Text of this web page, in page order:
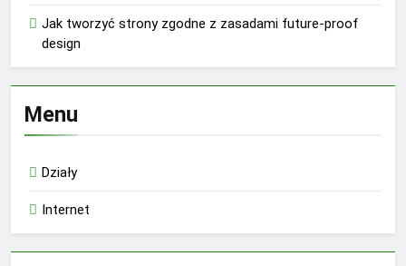
Jak tworzyć strony zgodne z zasadami future-proof
design
Menu
Działy
Internet